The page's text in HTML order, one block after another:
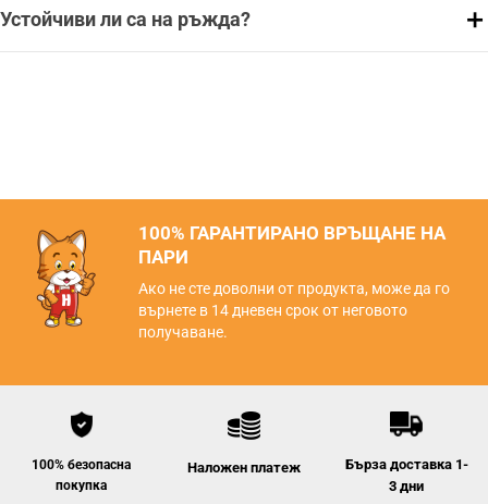
Устойчиви ли са на ръжда?
100% ГАРАНТИРАНО ВРЪЩАНЕ НА
ПАРИ
Ако не сте доволни от продукта, може да го
върнете в 14 дневен срок от неговото
получаване.
100% безопасна
покупка
Наложен платеж
Бърза доставка 1-
3 дни